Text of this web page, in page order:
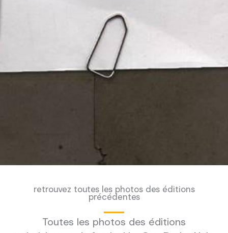
retrouvez toutes les photos des éditions
précédentes
Toutes les photos des éditions